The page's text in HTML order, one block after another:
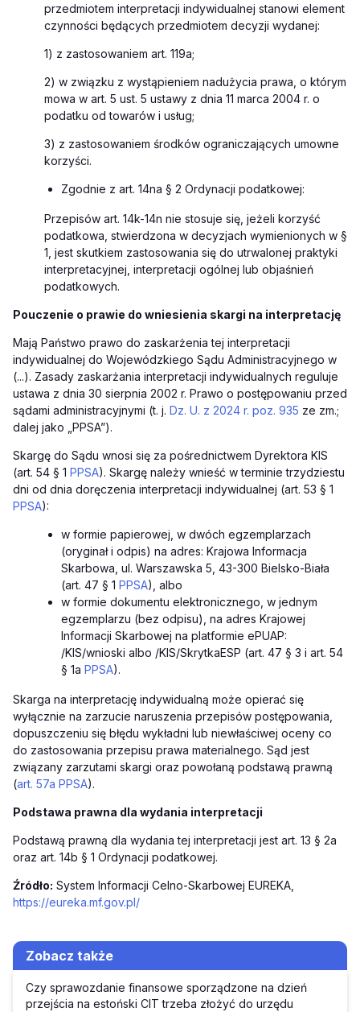
przedmiotem interpretacji indywidualnej stanowi element
czynności będących przedmiotem decyzji wydanej:
1) z zastosowaniem art. 119a;
2) w związku z wystąpieniem nadużycia prawa, o którym
mowa w art. 5 ust. 5 ustawy z dnia 11 marca 2004 r. o
podatku od towarów i usług;
3) z zastosowaniem środków ograniczających umowne
korzyści.
Zgodnie z art. 14na § 2 Ordynacji podatkowej:
Przepisów art. 14k-14n nie stosuje się, jeżeli korzyść
podatkowa, stwierdzona w decyzjach wymienionych w §
1, jest skutkiem zastosowania się do utrwalonej praktyki
interpretacyjnej, interpretacji ogólnej lub objaśnień
podatkowych.
Pouczenie o prawie do wniesienia skargi na interpretację
Mają Państwo prawo do zaskarżenia tej interpretacji
indywidualnej do Wojewódzkiego Sądu Administracyjnego w
(...). Zasady zaskarżania interpretacji indywidualnych reguluje
ustawa z dnia 30 sierpnia 2002 r. Prawo o postępowaniu przed
sądami administracyjnymi (t. j. Dz. U. z 2024 r. poz. 935 ze zm.;
dalej jako „PPSA”).
Skargę do Sądu wnosi się za pośrednictwem Dyrektora KIS
(art. 54 § 1 PPSA). Skargę należy wnieść w terminie trzydziestu
dni od dnia doręczenia interpretacji indywidualnej (art. 53 § 1
PPSA):
w formie papierowej, w dwóch egzemplarzach
(oryginał i odpis) na adres: Krajowa Informacja
Skarbowa, ul. Warszawska 5, 43-300 Bielsko-Biała
(art. 47 § 1 PPSA), albo
w formie dokumentu elektronicznego, w jednym
egzemplarzu (bez odpisu), na adres Krajowej
Informacji Skarbowej na platformie ePUAP:
/KIS/wnioski albo /KIS/SkrytkaESP (art. 47 § 3 i art. 54
§ 1a PPSA).
Skarga na interpretację indywidualną może opierać się
wyłącznie na zarzucie naruszenia przepisów postępowania,
dopuszczeniu się błędu wykładni lub niewłaściwej oceny co
do zastosowania przepisu prawa materialnego. Sąd jest
związany zarzutami skargi oraz powołaną podstawą prawną
(art. 57a PPSA).
Podstawa prawna dla wydania interpretacji
Podstawą prawną dla wydania tej interpretacji jest art. 13 § 2a
oraz art. 14b § 1 Ordynacji podatkowej.
Źródło: System Informacji Celno-Skarbowej EUREKA,
https://eureka.mf.gov.pl/
Zobacz także
Czy sprawozdanie finansowe sporządzone na dzień
przejścia na estoński CIT trzeba złożyć do urzędu